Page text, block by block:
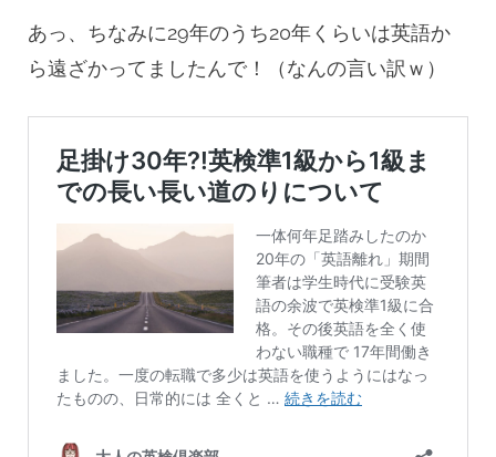
あっ、ちなみに29年のうち20年くらいは英語か
ら遠ざかってましたんで！（なんの言い訳ｗ）